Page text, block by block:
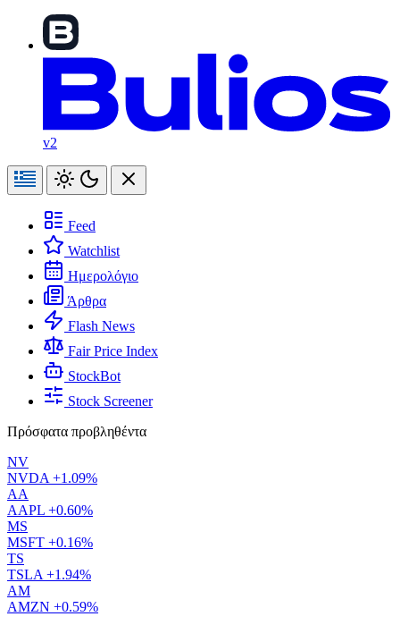
v2
Feed
Watchlist
Ημερολόγιο
Άρθρα
Flash News
Fair Price Index
StockBot
Stock Screener
Πρόσφατα προβληθέντα
NV
NVDA +1.09%
AA
AAPL +0.60%
MS
MSFT +0.16%
TS
TSLA +1.94%
AM
AMZN +0.59%